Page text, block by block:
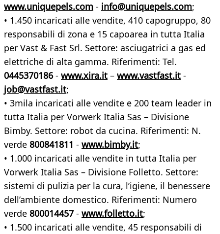
www.uniquepels.com - info@uniquepels.com;
• 1.450 incaricati alle vendite, 410 capogruppo, 80
responsabili di zona e 15 capoarea in tutta Italia
per Vast & Fast Srl. Settore: asciugatrici a gas ed
elettriche di alta gamma. Riferimenti: Tel.
0445370186- www.xira.it – www.vastfast.it -
job@vastfast.it;
• 3mila incaricati alle vendite e 200 team leader in
tutta Italia per Vorwerk Italia Sas – Divisione
Bimby. Settore: robot da cucina. Riferimenti: N.
verde 800841811 - www.bimby.it;
• 1.000 incaricati alle vendite in tutta Italia per
Vorwerk Italia Sas – Divisione Folletto. Settore:
sistemi di pulizia per la cura, l’igiene, il benessere
dell’ambiente domestico. Riferimenti: Numero
verde 800014457- www.folletto.it;
• 1.500 incaricati alle vendite, 45 responsabili di